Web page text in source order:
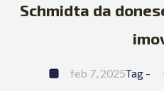
Schmidta da
feb 7, 2025Tag -